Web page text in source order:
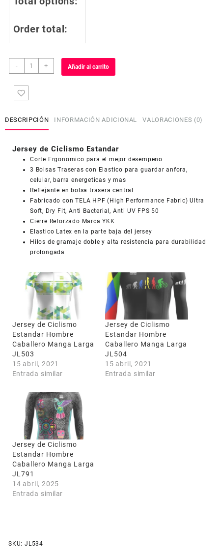
Order total:
-
Jersey
de
Estandar
Caballero
cantidad
+ Añadir al carrito
DESCRIPCIÓN INFORMACIÓN ADICIONAL VALORACIONES (0)
Jersey de Ciclismo Estandar
Corte Ergonomico para el mejor desempeno
3 Bolsas Traseras con Elastico para guardar anfora,
celular, barra energeticas y mas
Reflejante en bolsa trasera central
Fabricado con TELA HPF (High Performance Fabric) Ultra
Soft, Dry Fit, Anti Bacterial, Anti UV FPS 50
Cierre Reforzado Marca YKK
Elastico Latex en la parte baja del jersey
Hilos de gramaje doble y alta resistencia para durabilidad
prolongada
Jersey de Ciclismo
Estandar Hombre
Caballero Manga Larga
JL503
15 abril, 2021
Entrada similar
Jersey de Ciclismo
Estandar Hombre
Caballero Manga Larga
JL504
15 abril, 2021
Entrada similar
Jersey de Ciclismo
Estandar Hombre
Caballero Manga Larga
JL791
14 abril, 2025
Entrada similar
SKU: JL534
COUPONX1209854801 COPIAR CÓDIGO